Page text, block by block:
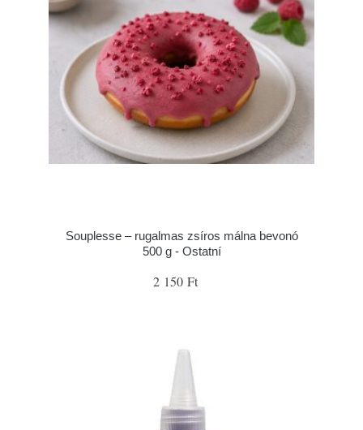
Souplesse – rugalmas zsíros málna bevonó
500 g - Ostatní
2 150 Ft